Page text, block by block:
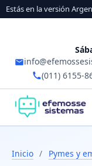
Estás en la versión
(011) 6155-
Inicio / Pymes y